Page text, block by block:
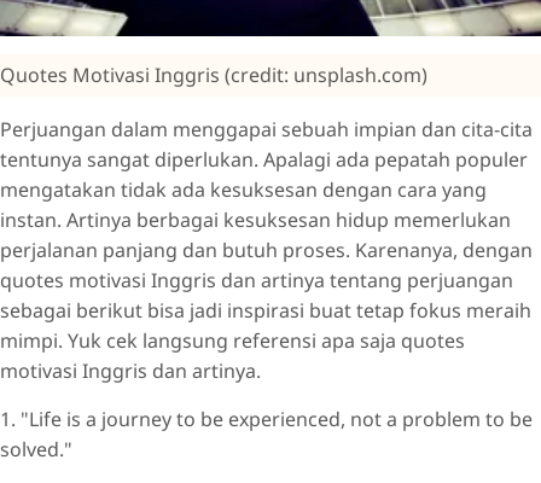
Quotes Motivasi Inggris (credit: unsplash.com)
Perjuangan dalam menggapai sebuah impian dan cita-cita
tentunya sangat diperlukan. Apalagi ada pepatah populer
mengatakan tidak ada kesuksesan dengan cara yang
instan. Artinya berbagai kesuksesan hidup memerlukan
perjalanan panjang dan butuh proses. Karenanya, dengan
quotes motivasi Inggris dan artinya tentang perjuangan
sebagai berikut bisa jadi inspirasi buat tetap fokus meraih
mimpi. Yuk cek langsung referensi apa saja quotes
motivasi Inggris dan artinya.
1. "Life is a journey to be experienced, not a problem to be
solved."